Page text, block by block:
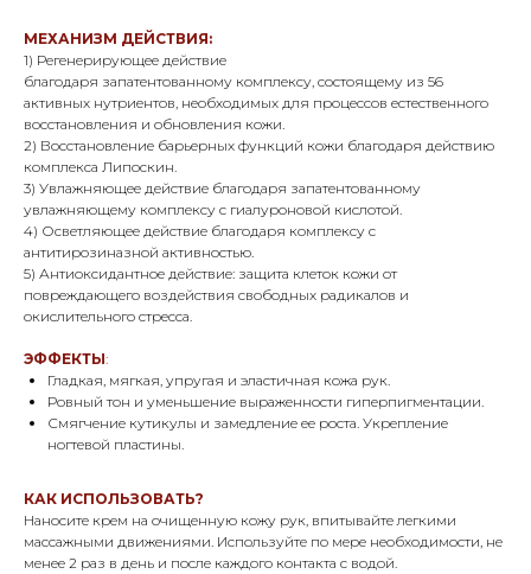
МЕХАНИЗМ ДЕЙСТВИЯ:
1) Регенерирующее действие
благодаря запатентованному комплексу, состоящему из 56
активных нутриентов, необходимых для процессов естественного
восстановления и обновления кожи.
2) Восстановление барьерных функций кожи благодаря действию
комплекса Липоскин.
3) Увлажняющее действие благодаря запатентованному
увлажняющему комплексу с гиалуроновой кислотой.
4) Осветляющее действие благодаря комплексу с
антитирозиназной активностью.
5) Антиоксидантное действие: защита клеток кожи от
повреждающего воздействия свободных радикалов и
окислительного стресса.
ЭФФЕКТЫ:
Гладкая, мягкая, упругая и эластичная кожа рук.
Ровный тон и уменьшение выраженности гиперпигментации.
Смягчение кутикулы и замедление ее роста. Укрепление
ногтевой пластины.
КАК ИСПОЛЬЗОВАТЬ?
Наносите крем на очищенную кожу рук, впитывайте легкими
массажными движениями. Используйте по мере необходимости, не
менее 2 раз в день и после каждого контакта с водой.